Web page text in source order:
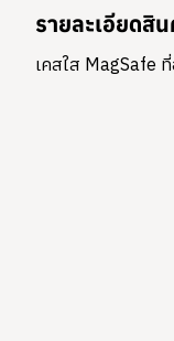
รายละเอียดสิ
เคสใส MagSafe